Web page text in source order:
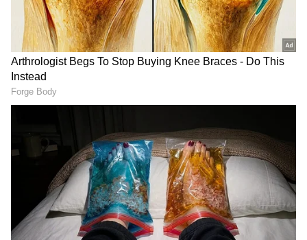
ಮರಿಕುಪ್ಪಂ-ಕೆಎಸ್‌ಆರ್‌ ಬೆಂಗಳೂರು ಮೆಮು ವಿಶೇಷ ರೈಲು
(01776) ಕೃಷ್ಣರಾಜಪುರಂ-ಕೆಎಸ್‌ಆರ್ ಬೆಂಗಳೂರು ನಡುವೆ,
ಕೆಎಸ್‌ಆರ್ ಬೆಂಗಳೂರು - ಮರಿಕುಪ್ಪಂ ವಿಶೇಷ ರೈಲು
(01775) ಕೆಎಸ್‌ಆರ್ ಬೆಂಗಳೂರು-ಕೃಷ್ಣರಾಜಪುರಂ ನಡುವೆ,
(01793) ಬಂಗಾರಪೇಟೆ-ಕೃಷ್ಣರಾಜಪುರಂ ನಡುವೆ,
ಕೃಷ್ಣರಾಜಪುರಂ-ಮಾರಿಕುಪ್ಪಂ ಮೆಮು ವಿಶೇಷ ರೈಲು
(01794) ಕೃಷ್ಣರಾಜಪುರಂ-ಬಂಗಾರಪೇಟೆ ನಡುವೆ ಹಾಗೂ
ಕೆಎಸ್‌ಆರ್ ಬೆಂಗಳೂರು-ಕುಪ್ಪಂ ಮೆಮು ವಿಶೇಷ ರೈಲು
(065೨೯) ಕೆಎಸ್‌ಆರ್ ಬೆಂಗಳೂರು - ಕೃಷ್ಣರಾಜಪುರಂ
ನಡುವೆ ಭಾಗಶಃ ರದ್ದುಗೊಳಿಸಲಾಗಿದೆ ಎಂದು ನೈಋತ್ಯ ರೈಲ್ವೆ
RECOMMENDED STORIES